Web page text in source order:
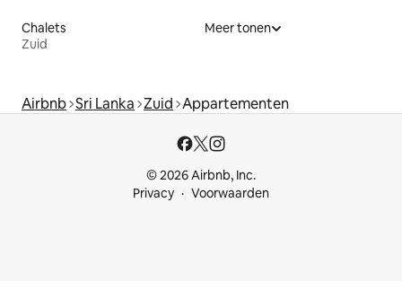
Chalets
Zuid
Meer tonen
Airbnb Sri Lanka Zuid Appartementen
© 2026 Airbnb, Inc.
Privacy
Voorwaarden